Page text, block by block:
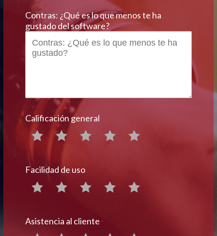
Contras: ¿Qué es lo que menos te ha
gustado del software?
Calificación general
Facilidad de uso *
Asistencia al cliente *